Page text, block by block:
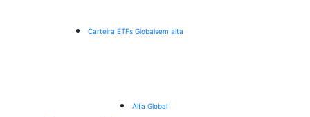
Carteira ETFs Globaisem alta
Alfa Global